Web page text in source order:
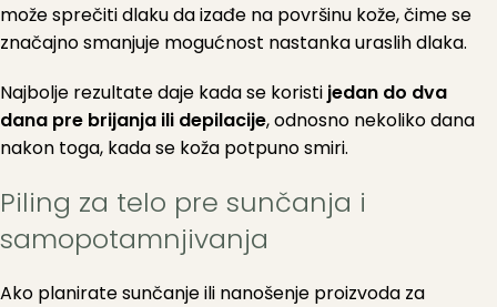
može sprečiti dlaku da izađe na površinu kože, čime se
značajno smanjuje mogućnost nastanka uraslih dlaka.
Najbolje rezultate daje kada se koristi jedan do dva
dana pre brijanja ili depilacije, odnosno nekoliko dana
nakon toga, kada se koža potpuno smiri.
Piling za telo pre sunčanja i
samopotamnjivanja
Ako planirate sunčanje ili nanošenje proizvoda za